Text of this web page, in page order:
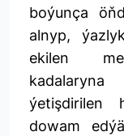
boýunça
alnyp,
ekilen
ýetişdirilen
dowam